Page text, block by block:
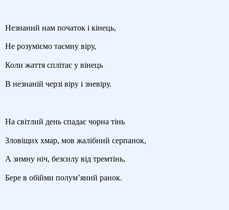
Незнаний нам початок і кінець,
Не розуміємо таємну віру,
Коли жаття сплітає у вінець
В незнаній черзі віру і зневіру.
На світлий день спадає чорна тінь
Зловіщих хмар, мов жалібний серпанок,
А зимну ніч, безсилу від тремтінь,
Бере в обійми полум’яний ранок.